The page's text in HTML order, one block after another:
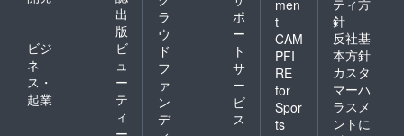
出
版
ビジ
ネ
ス・
起業
ビ
ュ
ー
テ
ィ
ラ
ウ
ド
フ
ァ
ン
デ
ポ
ー
ト
サ
ー
ビ
ス
men
t
CAM
PFI
RE
for
Spor
ts
ティ方
針
反社基
本方針
カスタ
マーハ
ラスメ
ントに